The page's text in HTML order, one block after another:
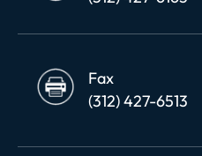
Fax
(312) 427-6513